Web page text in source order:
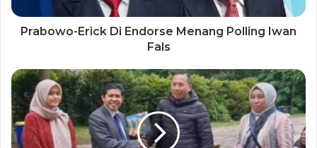
Prabowo-Erick Di Endorse Menang Polling Iwan
Fals